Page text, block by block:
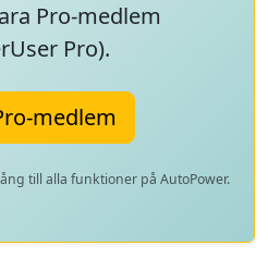
Pro-medlem
Pro).
medlem
till alla funktioner på AutoPower.